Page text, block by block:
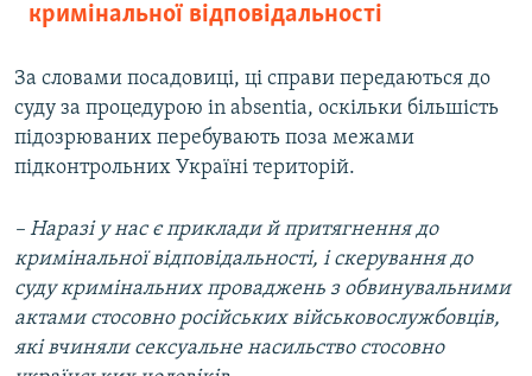
кримінальної відповідальності
За словами посадовиці, ці справи передаються до
суду за процедурою in absentia, оскільки більшість
підозрюваних перебувають поза межами
підконтрольних Україні територій.
– Наразі у нас є приклади й притягнення до
кримінальної відповідальності, і скерування до
суду кримінальних проваджень з обвинувальними
актамистосовно російських військовослужбовців,
які вчиняли сексуальне насильство стосовно